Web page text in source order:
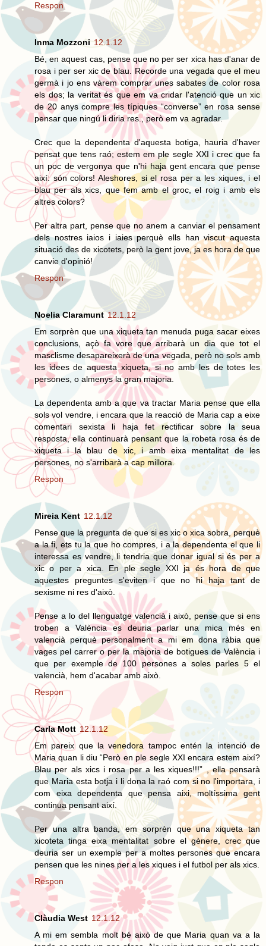
Respon
Inma Mozzoni 12.1.12
Bé, en aquest cas, pense que no per ser xica has d'anar de
rosa i per ser xic de blau. Recorde una vegada que el meu
germà i jo ens vàrem comprar unes sabates de color rosa
els dos; la veritat és que em va cridar l'atenció que un xic
de 20 anys compre les típiques “converse” en rosa sense
pensar que ningú li diria res., però em va agradar.
Crec que la dependenta d'aquesta botiga, hauria d'haver
pensat que tens raó; estem em ple segle XXI i crec que fa
un poc de vergonya que n'hi haja gent encara que pense
així: són colors! Aleshores, si el rosa per a les xiques, i el
blau per als xics, que fem amb el groc, el roig i amb els
altres colors?
Per altra part, pense que no anem a canviar el pensament
dels nostres iaios i iaies perquè ells han viscut aquesta
situació des de xicotets, però la gent jove, ja es hora de que
canvie d'opinió!
Respon
Noelia Claramunt 12.1.12
Em sorprèn que una xiqueta tan menuda puga sacar eixes
conclusions, açò fa vore que arribarà un dia que tot el
masclisme desapareixerà de una vegada, però no sols amb
les idees de aquesta xiqueta, si no amb les de totes les
persones, o almenys la gran majoria.
La dependenta amb a que va tractar Maria pense que ella
sols vol vendre, i encara que la reacció de Maria cap a eixe
comentari sexista li haja fet rectificar sobre la seua
resposta, ella continuarà pensant que la robeta rosa és de
xiqueta i la blau de xic, i amb eixa mentalitat de les
persones, no s'arribarà a cap millora.
Respon
Mireia Kent 12.1.12
Pense que la pregunta de que si es xic o xica sobra, perquè
a la fi, ets tu la que ho compres, i a la dependenta el que li
interessa es vendre, li tendria que donar igual si és per a
xic o per a xica. En ple segle XXI ja és hora de que
aquestes preguntes s'eviten i que no hi haja tant de
sexisme ni res d'això.
Pense a lo del llenguatge valencià i això, pense que si ens
troben a València es deuria parlar una mica més en
valencià perquè personalment a mi em dona ràbia que
vages pel carrer o per la majoria de botigues de València i
que per exemple de 100 persones a soles parles 5 el
valencià, hem d'acabar amb això.
Respon
Carla Mott 12.1.12
Em pareix que la venedora tampoc entén la intenció de
Maria quan li diu “Però en ple segle XXI encara estem així?
Blau per als xics i rosa per a les xiques!!!” , ella pensarà
que Maria esta botja i li dona la raó com si no l'importara, i
com eixa dependenta que pensa aixi, moltíssima gent
continua pensant així.
Per una altra banda, em sorprèn que una xiqueta tan
xicoteta tinga eixa mentalitat sobre el gènere, crec que
deuria ser un exemple per a moltes persones que encara
pensen que les nines per a les xiques i el futbol per als xics.
Respon
Clàudia West 12.1.12
A mi em sembla molt bé això de que Maria quan va a la